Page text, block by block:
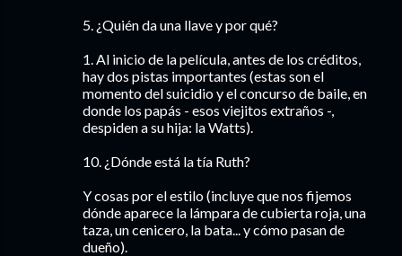
5. ¿Quién da una llave y por qué?
1. Al inicio de la película, antes de los créditos,
hay dos pistas importantes (estas son el
momento del suicidio y el concurso de baile, en
donde los papás - esos viejitos extraños -,
despiden a su hija: la Watts).
10. ¿Dónde está la tía Ruth?
Y cosas por el estilo (incluye que nos fijemos
dónde aparece la lámpara de cubierta roja, una
taza, un cenicero, la bata... y cómo pasan de
dueño).